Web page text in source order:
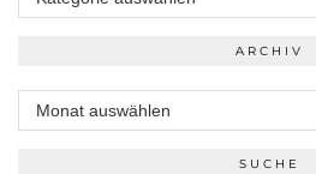
ARCHIV
Archiv
SUCHE